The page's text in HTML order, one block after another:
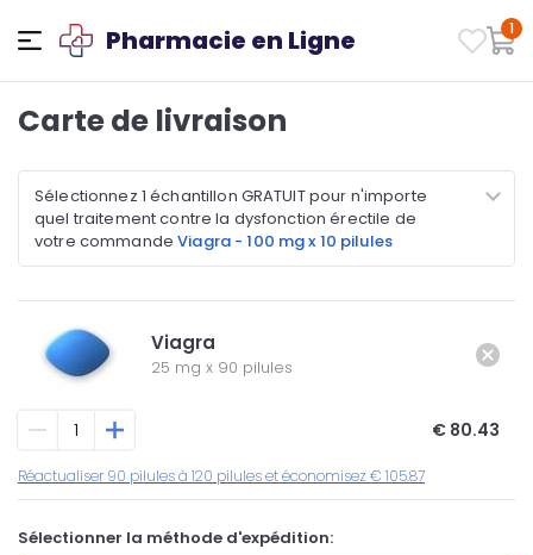
Pharmacie en Ligne 1
Carte de livraison
Sélectionnez 1 échantillon GRATUIT pour n'importe
quel traitement contre la dysfonction érectile de
votre commandeViagra - 100 mg x 10 pilules
Viagra
25 mg x 90 pilules
€ 80.43
Réactualiser 90 pilules à 120 pilules et économisez € 105.87
Sélectionner la méthode d'expédition: